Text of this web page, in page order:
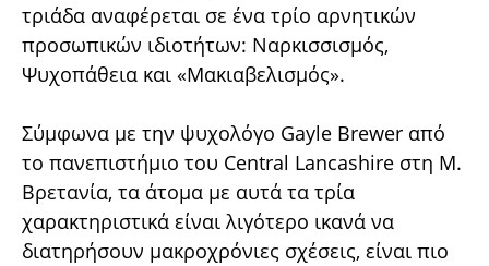
τριάδα αναφέρεται σε ένα τρίο αρνητικών
προσωπικών ιδιοτήτων: Ναρκισσισμός,
Ψυχοπάθεια και «Μακιαβελισμός».
Σύμφωνα με την ψυχολόγο Gayle Brewer από
το πανεπιστήμιο του Central Lancashire στη Μ.
Βρετανία, τα άτομα με αυτά τα τρία
χαρακτηριστικά είναι λιγότερο ικανά να
διατηρήσουν μακροχρόνιες σχέσεις, είναι πιο